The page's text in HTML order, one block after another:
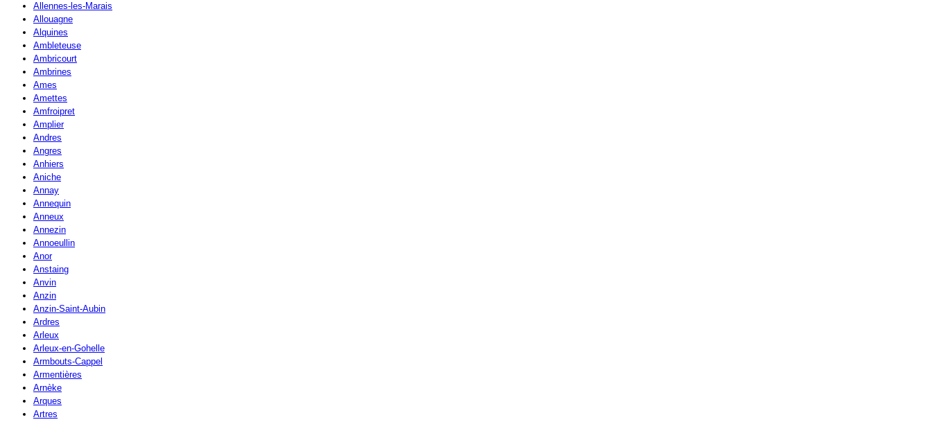
Allennes-les-Marais
Allouagne
Alquines
Ambleteuse
Ambricourt
Ambrines
Ames
Amettes
Amfroipret
Amplier
Andres
Angres
Anhiers
Aniche
Annay
Annequin
Anneux
Annezin
Annoeullin
Anor
Anstaing
Anvin
Anzin
Anzin-Saint-Aubin
Ardres
Arleux
Arleux-en-Gohelle
Armbouts-Cappel
Armentières
Arnèke
Arques
Artres